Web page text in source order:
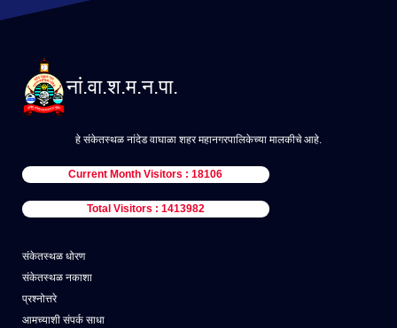
नां.वा.श.म.न.पा.
हे संकेतस्थळ नांदेड वाघाळा शहर महानगरपालिकेच्या मालकीचे आहे.
Current Month Visitors : 18106
Total Visitors : 1413982
संकेतस्थळ धोरण
संकेतस्थळ नकाशा
प्रश्नोत्तरे
आमच्याशी संपर्क साधा